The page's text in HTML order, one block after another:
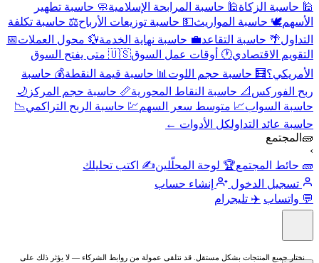
🕌 حاسبة الزكاة🕌 حاسبة المرابحة الإسلامية🧼 حاسبة تطهير
الأسهم🕊️ حاسبة المواريث💵 حاسبة توزيعات الأرباح⚖️ حاسبة تكلفة
التداول🌴 حاسبة التقاعد💼 حاسبة نهاية الخدمة💱 محول العملات📅
التقويم الاقتصادي🕐 أوقات عمل السوق
🇺🇸 متى يفتح السوق
الأمريكي؟🧮 حاسبة حجم اللوت 📊 حاسبة قيمة النقطة💰 حاسبة
ربح الفوركس 📐 حاسبة النقاط المحورية📏 حاسبة حجم المركز 🌙
حاسبة السواب📈 متوسط سعر السهم💹 حاسبة الربح التراكمي📉
حاسبة عائد التداولكل الأدوات ←
🧱 المجتمع
›
🧱 حائط المجتمع🏆 لوحة المحلّلين✍️ اكتب تحليلك
تسجيل الدخول
إنشاء حساب
💬 واتساب ✈️ تليجرام
نختار جميع المنتجات بشكل مستقل. قد نتلقى عمولة من روابط الشركاء — لا يؤثر ذلك على